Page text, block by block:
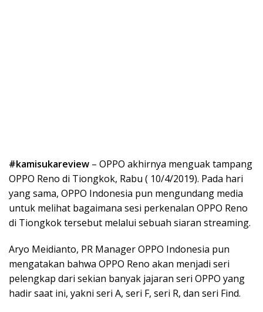
#kamisukareview – OPPO akhirnya menguak tampang
OPPO Reno di Tiongkok, Rabu ( 10/4/2019). Pada hari
yang sama, OPPO Indonesia pun mengundang media
untuk melihat bagaimana sesi perkenalan OPPO Reno
di Tiongkok tersebut melalui sebuah siaran streaming.
Aryo Meidianto, PR Manager OPPO Indonesia pun
mengatakan bahwa OPPO Reno akan menjadi seri
pelengkap dari sekian banyak jajaran seri OPPO yang
hadir saat ini, yakni seri A, seri F, seri R, dan seri Find.